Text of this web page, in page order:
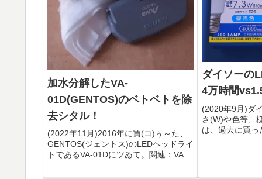
加水分解したVA-
01D(GENTOS)のベトベトを除
去シタル！
(2022年11月)2016年に買(コ)ぅ～た、
GENTOS(ジェントス)のLEDヘッドライ
トであるVA-01Dにツゐて。関連：VA-
ダイソーの
4万時間
(2020年9月)ダ
さ(W)や色等、
は、過去に買っ